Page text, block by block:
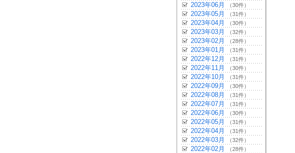
2023年06月 （30件）
2023年05月 （31件）
2023年04月 （30件）
2023年03月 （32件）
2023年02月 （28件）
2023年01月 （31件）
2022年12月 （31件）
2022年11月 （30件）
2022年10月 （31件）
2022年09月 （30件）
2022年08月 （31件）
2022年07月 （31件）
2022年06月 （30件）
2022年05月 （31件）
2022年04月 （31件）
2022年03月 （32件）
2022年02月 （28件）